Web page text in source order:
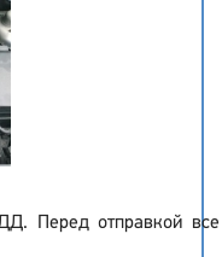
Перед отправкой все